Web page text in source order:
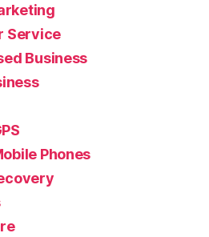
Service
Business
Phones